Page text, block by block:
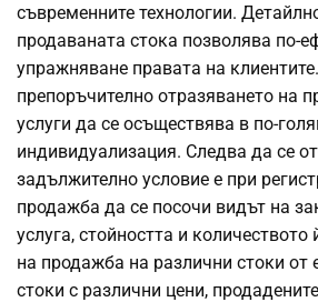
съвременните технологии.
продаваната стока позволява по-
упражняване правата на
препоръчително отразяването на
услуги да се осъществява в по-
индивидуализация. Следва да се
задължително условие е при
продажба да се посочи видът на
услуга, стойността и
на продажба на различни стоки от
стоки с различни цени,